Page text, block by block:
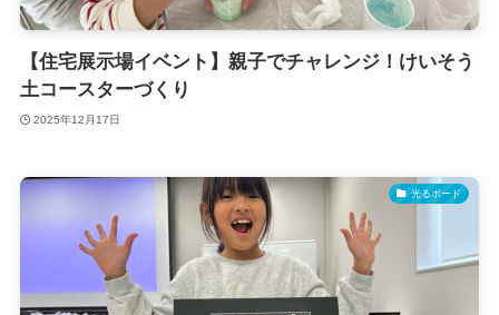
【住宅展示場イベント】親子でチャレンジ！けいそう
土コースターづくり
2025年12月17日
光るボード